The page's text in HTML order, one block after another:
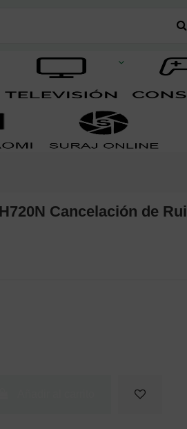
Cancelación de